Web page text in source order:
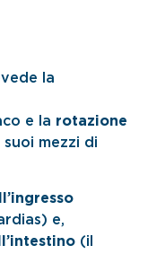
la
e la rotazione
mezzi di
e,
(il